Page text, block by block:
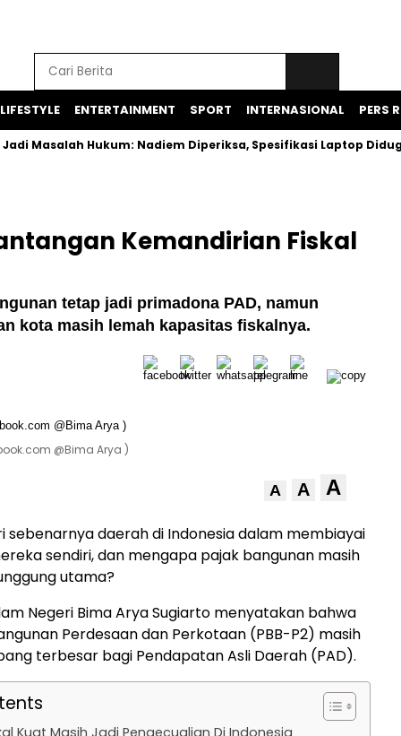
LIFESTYLE ENTERTAINMENT SPORT INTERNASIONAL PERS
Hukum: Nadiem Diperiksa, Spesifikasi Laptop Diduga
Kemandirian Fiskal
tetap jadi primadona PAD, namun
kota masih lemah kapasitas fiskalnya.
@Bima Arya )
A A A
sebenarnya daerah di Indonesia dalam membiayai
sendiri, dan mengapa pajak bangunan masih
utama?
Negeri Bima Arya Sugiarto menyatakan bahwa
Perdesaan dan Perkotaan (PBB-P2) masih
terbesar bagi Pendapatan Asli Daerah (PAD).
Kuat Masih Jadi Pengecualian Di Indonesia